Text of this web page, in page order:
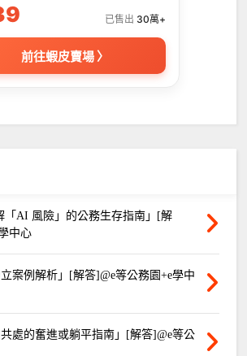
已售出 30萬+
前往蝦皮賣場 〉
「AI 風險」的公務生存指南」[解
中心
立案例解析」[解答]@e等公務園+e學中
處的奮進或躺平指南」[解答]@e等公